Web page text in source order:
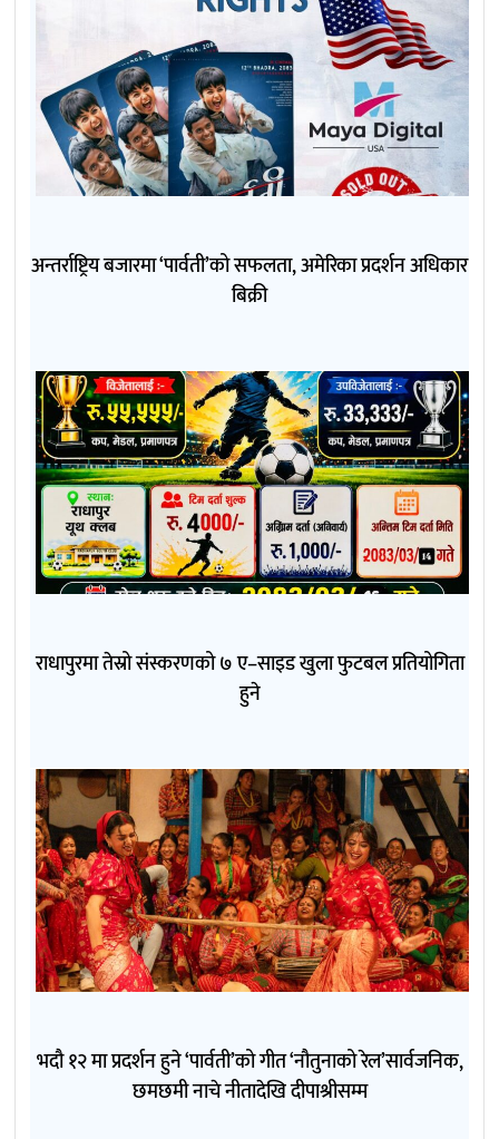
अन्तर्राष्ट्रिय बजारमा ‘पार्वती’को सफलता, अमेरिका प्रदर्शन अधिकार
बिक्री
राधापुरमा तेस्रो संस्करणको ७ ए–साइड खुला फुटबल प्रतियोगिता
हुने
भदौ १२ मा प्रदर्शन हुने ‘पार्वती’को गीत ‘नौतुनाको रेल’सार्वजनिक,
छमछमी नाचे नीतादेखि दीपाश्रीसम्म